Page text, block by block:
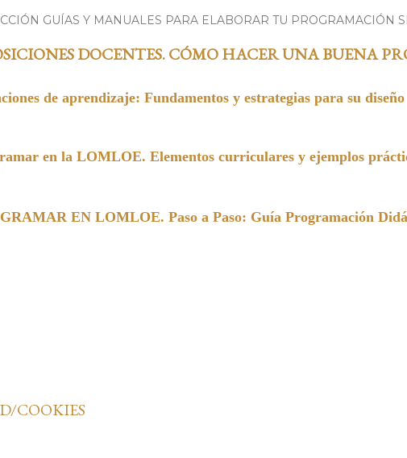
GUÍAS Y MANUALES PARA ELABORAR TU PROGRAMACIÓN
DOCENTES. CÓMO HACER UNA BUENA
de aprendizaje: Fundamentos y estrategias para su diseño
en la LOMLOE. Elementos curriculares y ejemplos
EN LOMLOE. Paso a Paso: Guía Programación
COOKIES